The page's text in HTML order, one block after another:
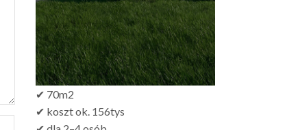
✔ 70m2
✔ koszt ok. 156tys